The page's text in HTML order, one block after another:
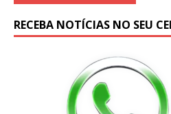
RECEBA NOTÍCIAS NO SEU